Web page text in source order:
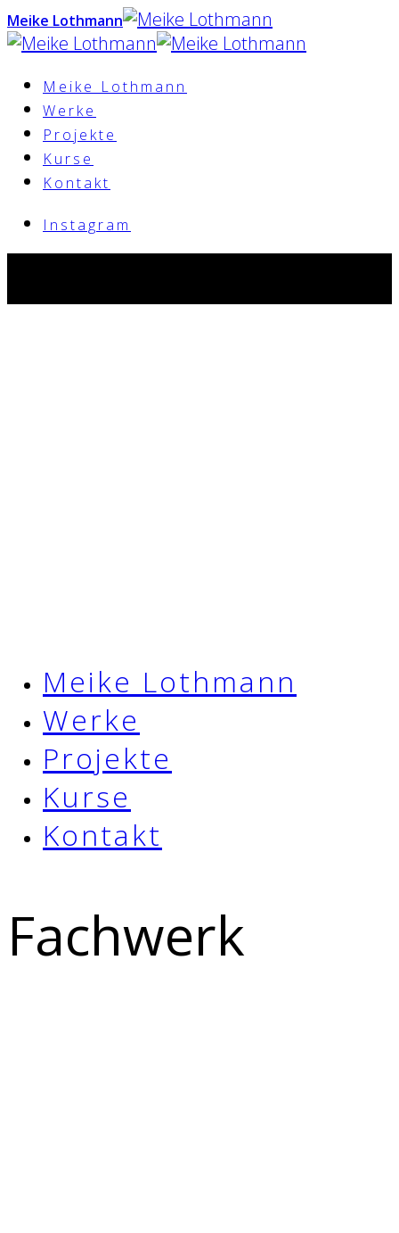
Meike Lothmann
Meike Lothmann
Werke
Projekte
Kurse
Kontakt
Instagram
Meike Lothmann
Werke
Projekte
Kurse
Kontakt
Fachwerk